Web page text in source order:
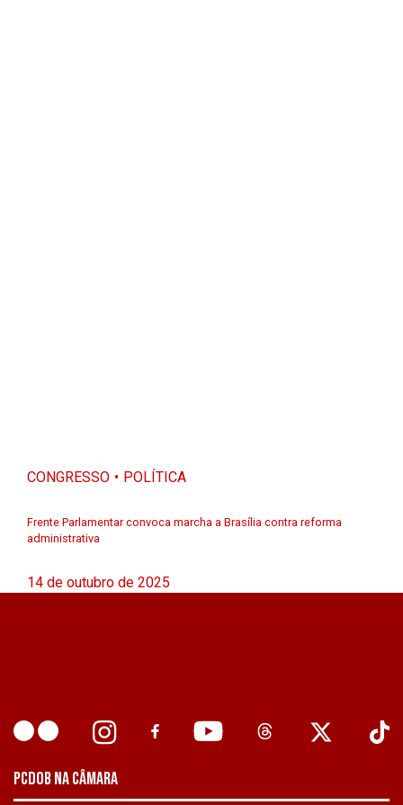
CONGRESSO POLÍTICA
Frente Parlamentar convoca marcha a Brasília contra reforma
administrativa
14 de outubro de 2025
PCDOB NA CÂMARA